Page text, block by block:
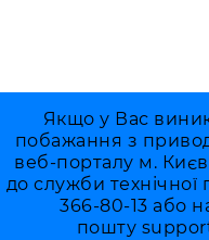
Якщо у Вас
побажання з
веб-порталу м.
до служби
366-80-13 або
пошту